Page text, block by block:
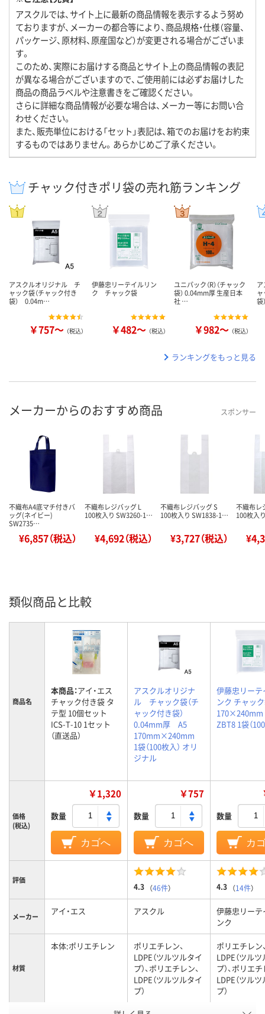
アスクルでは、サイト上に最新の商品情報を表示するよう努め
ておりますが、メーカーの都合等により、商品規格・仕様（容量、
パッケージ、原材料、原産国など）が変更される場合がございま
す。
このため、実際にお届けする商品とサイト上の商品情報の表記
が異なる場合がございますので、ご使用前には必ずお届けした
商品の商品ラベルや注意書きをご確認ください。
さらに詳細な商品情報が必要な場合は、メーカー等にお問い合
わせください。
また、販売単位における「セット」表記は、箱でのお届けをお約束
するものではありません。あらかじめご了承ください。
チャック付きポリ袋の売れ筋ランキング
アスクルオリジナル チ
ャック袋（チャック付き
袋） 0.04m…
￥757～ （税込）
伊藤忠リーテイルリン
ク チャック袋
￥482～ （税込）
ユニパック（R）（チャック
袋） 0.04mm厚 生産日本
社 …
￥982～ （税込）
ャ
ランキングをもっと見る
メーカーからのおすすめ商品 スポンサー
不織布A4底マチ付きバ
ッグ(ネイビー)
SW2735…
¥6,857（税込）
不織布レジバッグ L
100枚入り SW3260-1…
¥4,692（税込）
不織布レジバッグ S
100枚入り SW1838-1…
¥3,727（税込）
不織布レ
100枚入
類似商品と比較
商品名
本商品：アイ・エス
チャック付き袋 タ
テ型 10個セット
ICS-T-10 1セット
（直送品）
アスクルオリジナ
ル チャック袋（チ
ャック付き袋）
0.04mm厚 A5
170mm×240mm
1袋（100枚入） オリ
ジナル
伊藤忠リーテ
ンク チャッ
170×240mm
ZBT8 1袋（
価格
(税込)
￥1,320
数量
カゴへ
￥757
数量
カゴへ
数量
カ
評価
4.3 （46件） 4.3 （14件）
メーカー アイ・エス アスクル
伊藤忠リーテ
ンク
材質
本体:ポリエチレン
ポリエチレン、
LDPE（ツルツルタイ
プ）、ポリエチレン、
LDPE（ツルツルタイ
プ）
ポリエチレン
LDPE（ツル
プ）、ポリエチ
LDPE（ツル
プ）